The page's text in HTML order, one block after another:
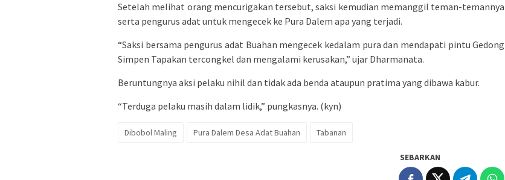
Setelah melihat orang mencurigakan tersebut, saksi kemudian memanggil teman-temannya
serta pengurus adat untuk mengecek ke Pura Dalem apa yang terjadi.
“Saksi bersama pengurus adat Buahan mengecek kedalam pura dan mendapati pintu Gedong
Simpen Tapakan tercongkel dan mengalami kerusakan,” ujar Dharmanata.
Beruntungnya aksi pelaku nihil dan tidak ada benda ataupun pratima yang dibawa kabur.
“Terduga pelaku masih dalam lidik,” pungkasnya. (kyn)
Dibobol Maling Pura Dalem Desa Adat Buahan Tabanan
SEBARKAN